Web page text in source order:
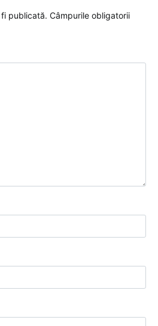
publicată. Câmpurile obligatorii